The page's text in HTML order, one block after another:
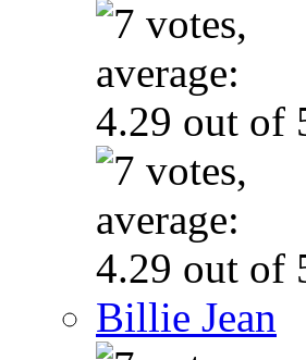
Billie Jean